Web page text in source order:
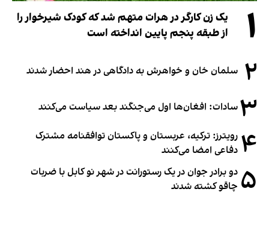
۱
یک زن کارگر در هرات متهم شد که کودک شیرخوار را
از طبقه پنجم پایین انداخته است
۲ سلمان خان و خواهرش به دادگاهی در هند احضار شدند
۳سادات: افغان‌ها اول می‌جنگند بعد سیاست می‌کنند
۴ رویترز: ترکیه، عربستان و پاکستان توافقنامه مشترک
دفاعی امضا می‌کنند
۵ دو برادر جوان در یک رستورانت در شهر نو کابل با ضربات
چاقو کشته شدند